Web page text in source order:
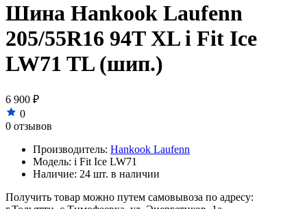
Шина Hankook Laufenn
205/55R16 94T XL i Fit Ice
LW71 TL (шип.)
6 900 ₽
0
0 отзывов
Производитель: Hankook Laufenn
Модель: i Fit Ice LW71
Наличие: 24 шт. в наличии
Получить товар можно путем самовывоза по адресу: